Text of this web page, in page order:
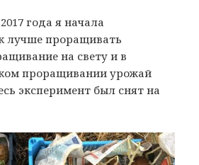
года я начала
лучше проращивать
на свету и в
проращивании урожай
эксперимент был снят на